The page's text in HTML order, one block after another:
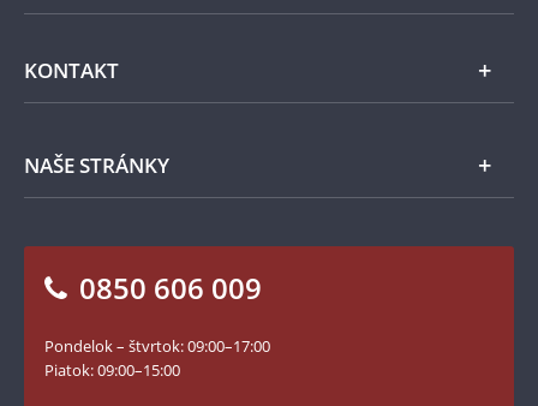
100. výročie vzniku Česko-Slovenska
Všeobecné obchodné podmienky
Ochrana osobných údajov
Numizmatické novinky
KONTAKT
Napíšte nám
NAŠE STRÁNKY
Blog Pokladnica mincí
Facebook Národnej Pokladnice
YouTube Národnej Pokladnice
0850 606 009
Pondelok – štvrtok: 09:00–17:00
Piatok: 09:00–15:00